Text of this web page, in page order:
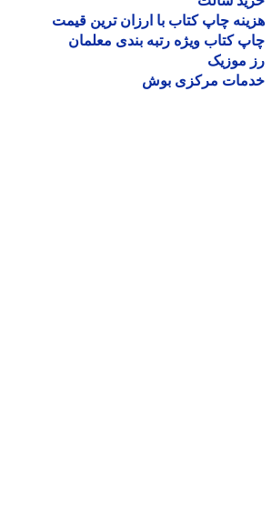
چاپ کتاب با ارزان ترین قیمت
کتاب ویژه رتبه بندی معلمان
موزیک
مرکزی بوش